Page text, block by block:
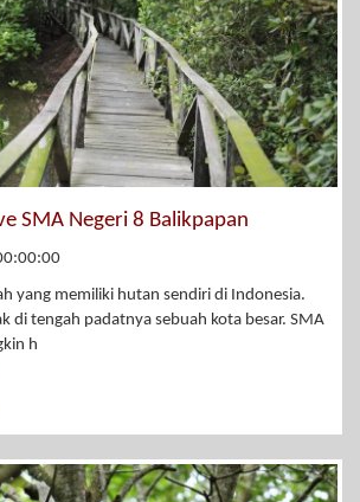
SMA Negeri 8 Balikpapan
yang memiliki hutan sendiri di Indonesia.
di tengah padatnya sebuah kota besar. SMA
h